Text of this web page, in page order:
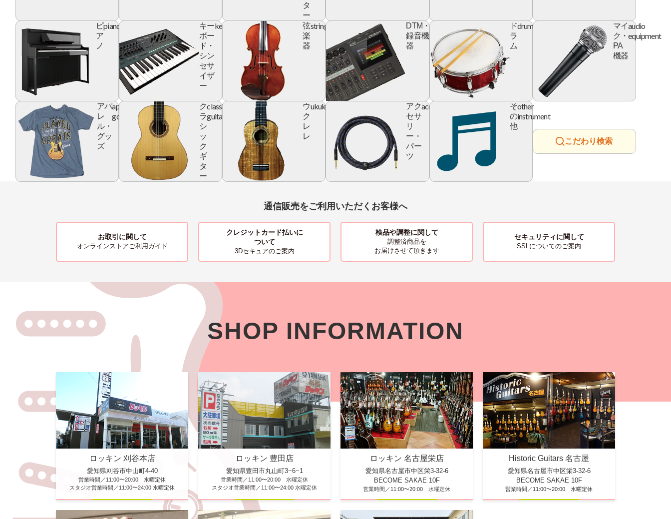
タ
ー
ピ
ア
ノ
piano
キー
ボー
ド・
シン
セサ
イザ
ー
keyboard
弦
楽
器
string
DTM・
録音機
器
digital
device
ド
ラ
ム
drum
マイ
ク・
PA
機器
audio
equipment
アパ
レ
ル・
グッ
ズ
apparel
goods
ク
ラ
シ
ッ
ク
ギ
タ
ー
classic
guitar
ウ
ク
レ
レ
ukulele
アク
セサ
リ
ー・
パー
ツ
accessory
そ
の
他
other
instrument
こだわり検索
通信販売をご利用いただくお客様へ
お取引に関して
オンラインストアご利用ガイド
クレジットカード払いに
ついて
3Dセキュアのご案内
検品や調整に関して
調整済商品を
お届けさせて頂きます
セキュリティに関して
SSLについてのご案内
SHOP INFORMATION
ロッキン 刈谷本店
愛知県刈谷市中山町4-40
営業時間／11:00〜20:00 水曜定休
スタジオ営業時間／11:00〜24:00 水曜定休
ロッキン 豊田店
愛知県豊田市丸山町3−6−1
営業時間／11:00〜20:00 水曜定休
スタジオ営業時間／11:00〜24:00 水曜定休
ロッキン 名古屋栄店
愛知県名古屋市中区栄3-32-6
BECOME SAKAE 10F
営業時間／11:00〜20:00 水曜定休
Historic Guitars 名古屋
愛知県名古屋市中区栄3-32-6
BECOME SAKAE 10F
営業時間／11:00〜20:00 水曜定休